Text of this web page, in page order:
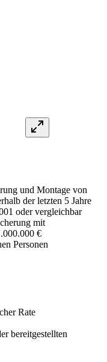
und Montage von
der letzten 5 Jahre
oder vergleichbar
mit
€
Personen
Rate
bereitgestellten